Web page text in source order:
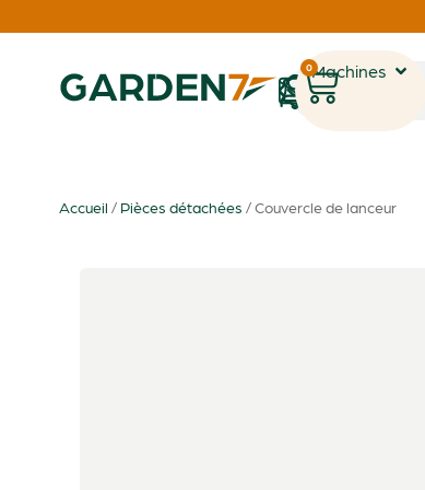
1
0Machines
Accueil / Pièces détachées / Couvercle de lanceur